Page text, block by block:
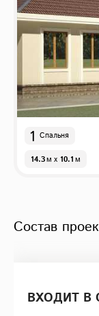
1 Спальня
14.3м x 10.1м
Состав
ВХОДИТ В